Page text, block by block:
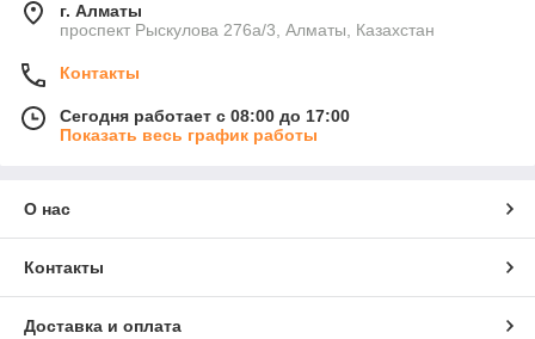
г. Алматы
проспект Рыскулова 276а/3, Алматы, Казахстан
Контакты
Сегодня работает с 08:00 до 17:00
Показать весь график работы
О нас
Контакты
Доставка и оплата